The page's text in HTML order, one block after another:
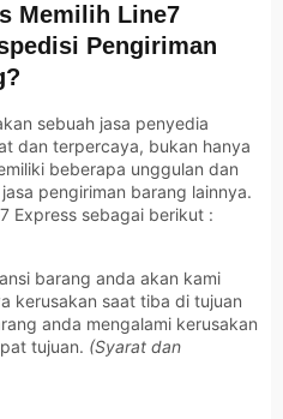
Memilih Line7
Pengiriman
sebuah jasa penyedia
dan terpercaya, bukan hanya
beberapa unggulan dan
pengiriman barang lainnya.
Express sebagai berikut :
barang anda akan kami
kerusakan saat tiba di tujuan
anda mengalami kerusakan
tujuan. (Syarat dan